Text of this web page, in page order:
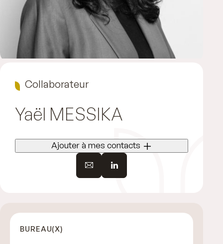
Collaborateur
Yaël MESSIKA
Ajouter à mes contacts
BUREAU(X)